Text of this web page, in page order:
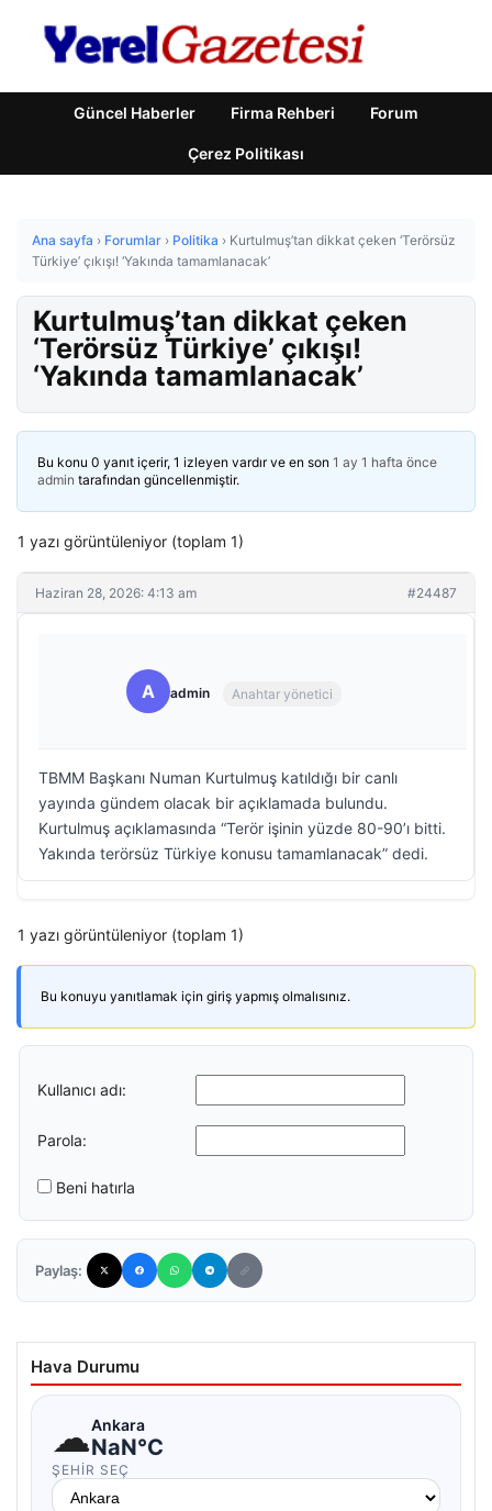
Güncel Haberler Firma Rehberi Forum
Çerez Politikası
Ana sayfa › Forumlar › Politika › Kurtulmuş’tan dikkat çeken ‘Terörsüz
Türkiye’ çıkışı! ‘Yakında tamamlanacak’
Kurtulmuş’tan dikkat çeken
‘Terörsüz Türkiye’ çıkışı!
‘Yakında tamamlanacak’
Bu konu 0 yanıt içerir, 1 izleyen vardır ve en son 1 ay 1 hafta önce
admin tarafından güncellenmiştir.
1 yazı görüntüleniyor (toplam 1)
Haziran 28, 2026: 4:13 am #24487
A admin Anahtar yönetici
TBMM Başkanı Numan Kurtulmuş katıldığı bir canlı
yayında gündem olacak bir açıklamada bulundu.
Kurtulmuş açıklamasında “Terör işinin yüzde 80-90’ı bitti.
Yakında terörsüz Türkiye konusu tamamlanacak” dedi.
1 yazı görüntüleniyor (toplam 1)
Bu konuyu yanıtlamak için giriş yapmış olmalısınız.
Kullanıcı adı:
Parola:
Beni hatırla
Paylaş:
Hava Durumu
☁Ankara
NaN°C
ŞEHIR SEÇ